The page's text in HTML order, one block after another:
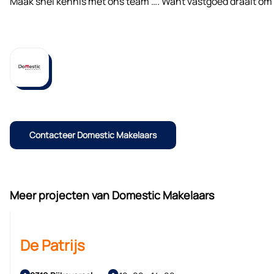
Contacteer Domestic Makelaars
Meer projecten van Domestic Makelaars
De Patrijs